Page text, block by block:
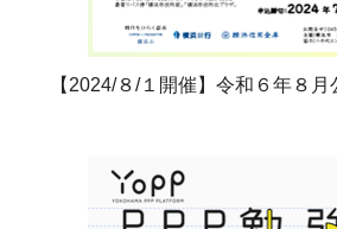
【2024/８/１開催】令和６年８